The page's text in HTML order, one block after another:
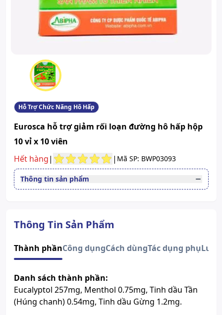
Hỗ Trợ Chức Năng Hô Hấp
Eurosca hỗ trợ giảm rối loạn đường hô hấp hộp
10 vỉ x 10 viên
Hết hàng| | Mã SP: BWP03093
Thông tin sản phẩm
Dạng bào chế
Viên nang mềm
Độ tuổi sử dụng
Số đăng ký
591/2020/ĐKSP.
Lưu ý
thế thuốc chữa bệnh.
Xem giấy công bố sản phẩm
Thông Tin Sản Phẩm
Thành phầnCông dụngCách dùngTác dụng phụLưu
Danh sách thành phần:
Eucalyptol 257mg, Menthol 0.75mg, Tinh dầu Tần
(Húng chanh) 0.54mg, Tinh dầu Gừng 1.2mg.